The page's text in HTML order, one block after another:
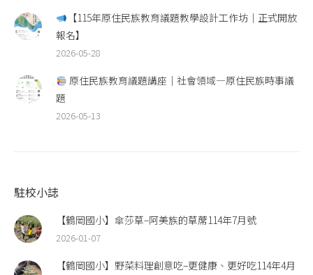
【115年原住民族教育議題教學設計工作坊｜正式開放
報名】
2026-05-28
原住民族教育議題講座｜社會領域—原住民族時事議
題
2026-05-13
駐校小誌
【鶴岡國小】傘莎草–阿美族的草蓆114年7月號
2026-01-07
【鶴岡國小】野菜料理創意吃–更健康、更好吃114年4月